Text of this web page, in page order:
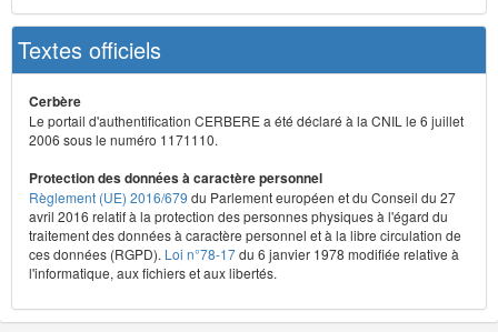
Textes officiels
Cerbère
Le portail d'authentification CERBERE a été déclaré à la CNIL le 6 juillet
2006 sous le numéro 1171110.
Protection des données à caractère personnel
Règlement (UE) 2016/679 du Parlement européen et du Conseil du 27
avril 2016 relatif à la protection des personnes physiques à l'égard du
traitement des données à caractère personnel et à la libre circulation de
ces données (RGPD). Loi n°78-17du 6 janvier 1978 modifiée relative à
l'informatique, aux fichiers et aux libertés.